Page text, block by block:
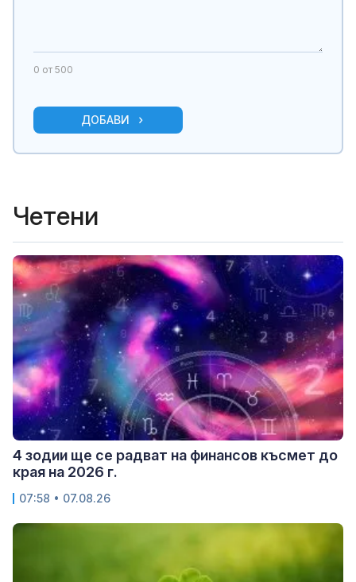
0 от 500
ДОБАВИ
Четени
4 зодии ще се радват на финансов късмет до
края на 2026 г.
07:58 • 07.08.26